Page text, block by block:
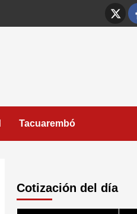
X
Tacuarembó
Cotización del día